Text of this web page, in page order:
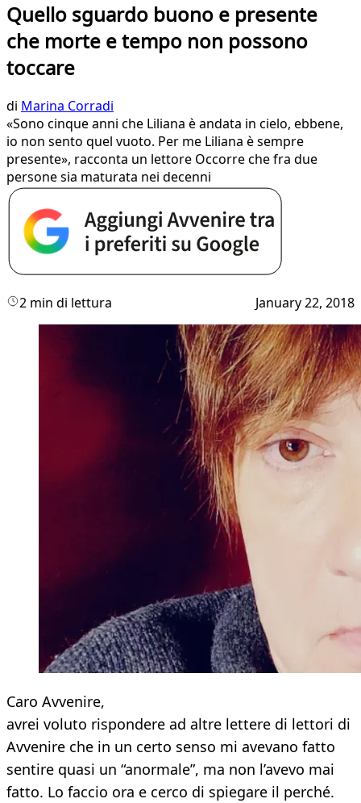
Quello sguardo buono e presente
che morte e tempo non possono
toccare
di Marina Corradi
«Sono cinque anni che Liliana è andata in cielo, ebbene,
io non sento quel vuoto. Per me Liliana è sempre
presente», racconta un lettore Occorre che fra due
persone sia maturata nei decenni
2 min di lettura January 22, 2018
Caro Avvenire,
avrei voluto rispondere ad altre lettere di lettori di
Avvenire che in un certo senso mi avevano fatto
sentire quasi un “anormale”, ma non l’avevo mai
fatto. Lo faccio ora e cerco di spiegare il perché.